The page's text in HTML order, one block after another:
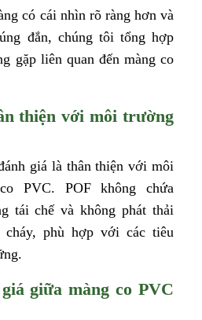
có cái nhìn rõ ràng hơn và
đắn, chúng tôi tổng hợp
gặp liên quan đến màng co
thiện với môi trường
giá là thân thiện với môi
PVC. POF không chứa
tái chế và không phát thải
phù hợp với các tiêu
giữa màng co PVC